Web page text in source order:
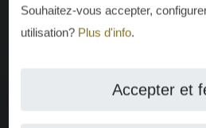
Souhaitez-vous accepter,
utilisation? Plus d'info.
Accepter et